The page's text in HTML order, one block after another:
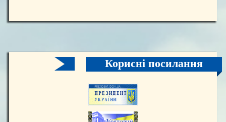
Корисні посилання